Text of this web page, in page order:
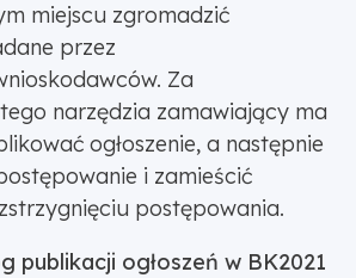
miejscu zgromadzić
przez
Za
narzędzia zamawiający ma
ogłoszenie, a następnie
i zamieścić
postępowania.
publikacji ogłoszeń w BK2021